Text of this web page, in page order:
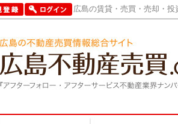
広島の賃貸・売買・売却・